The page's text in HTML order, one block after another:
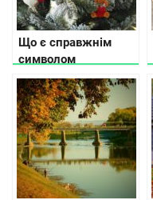
Що є справжнім
символом
новорічно-різдвяних
свят в Україні: дідух
чи ялинка?